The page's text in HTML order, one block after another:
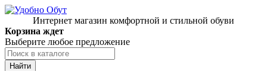
Интернет магазин комфортной и стильной обуви
Корзина ждет
Выберите любое предложение
Найти